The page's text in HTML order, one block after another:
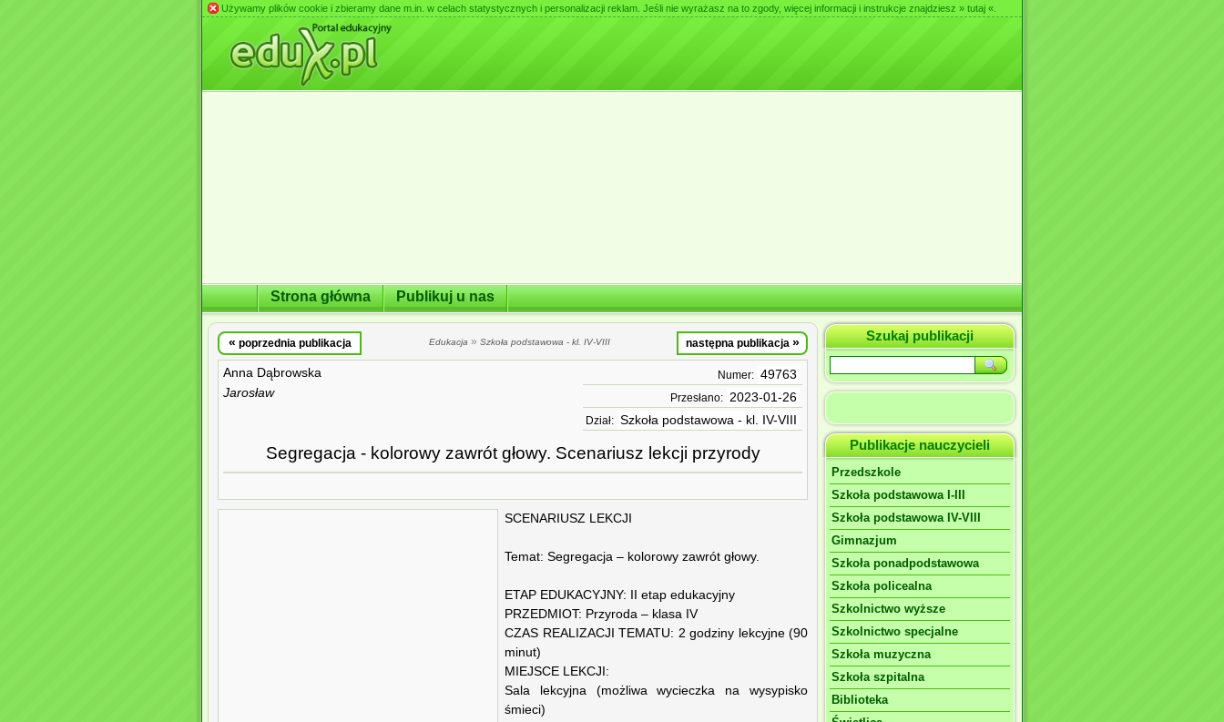
Używamy plików cookie i zbieramy dane m.in. w celach statystycznych i personalizacji reklam. Jeśli nie wyrażasz na to zgody, więcej informacji i instrukcje znajdziesz » tutaj «
Strona główna Publikuj u nas
« poprzednia publikacja Edukacja » Szkoła podstawowa - kl. IV-VIII następna publikacja »
Anna Dąbrowska
Jarosław
Numer: 49763
Przesłano: 2023-01-26
Dział: Szkoła podstawowa - kl. IV-VIII
Segregacja - kolorowy zawrót głowy. Scenariusz lekcji przyrody
SCENARIUSZ LEKCJI
Temat: Segregacja – kolorowy zawrót głowy.
ETAP EDUKACYJNY: II etap edukacyjny
PRZEDMIOT: Przyroda – klasa IV
CZAS REALIZACJI TEMATU: 2 godziny lekcyjne (90
minut)
MIEJSCE LEKCJI:
Sala lekcyjna (możliwa wycieczka na wysypisko
śmieci)
Szukaj publikacji
Publikacje nauczycieli
Przedszkole
Szkoła podstawowa I-III
Szkoła podstawowa IV-VIII
Gimnazjum
Szkoła ponadpodstawowa
Szkoła policealna
Szkolnictwo wyższe
Szkolnictwo specjalne
Szkoła muzyczna
Szkoła szpitalna
Biblioteka